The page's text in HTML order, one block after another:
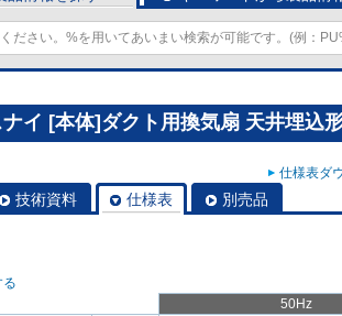
イ [本体]ダクト用換気扇 天井埋込
仕様表ダ
技術資料 仕様表 別売品
る
50Hz